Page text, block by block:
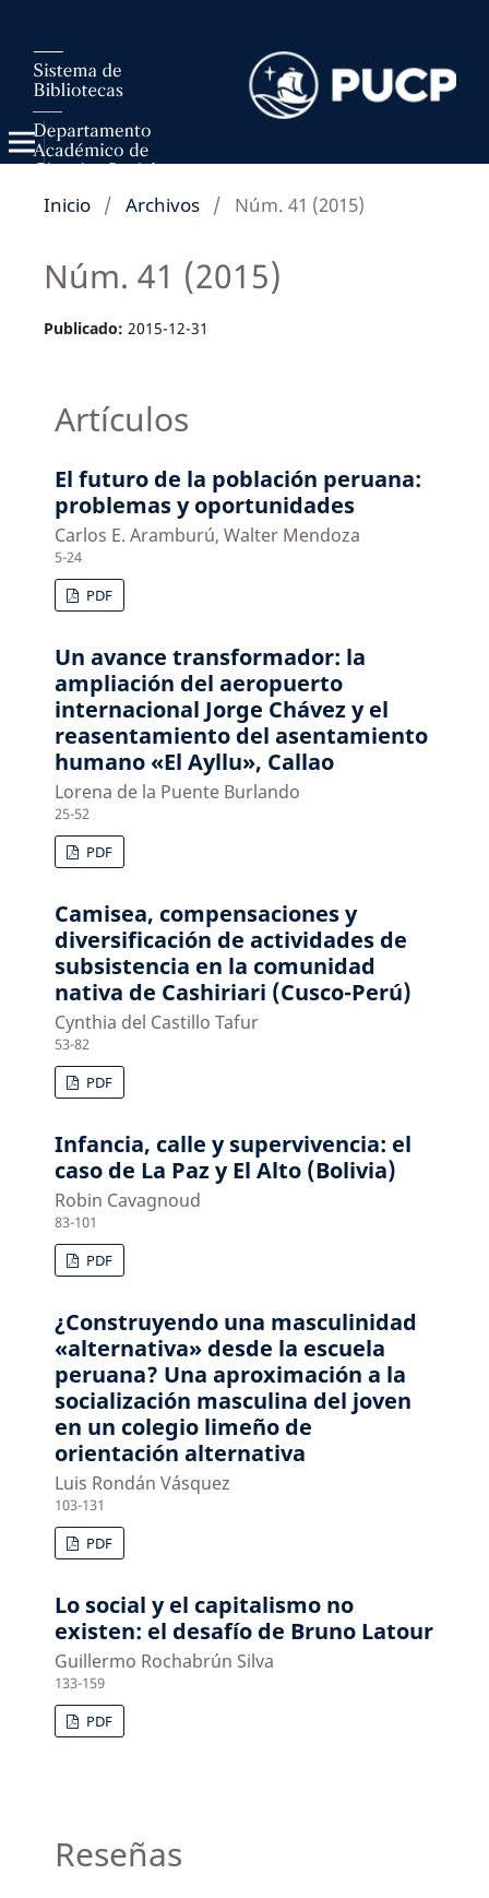
Inicio / Archivos / Núm. 41 (2015)
Núm. 41 (2015)
Publicado: 2015-12-31
Artículos
El futuro de la población peruana:
problemas y oportunidades
Carlos E. Aramburú, Walter Mendoza
5-24
PDF
Un avance transformador: la
ampliación del aeropuerto
internacional Jorge Chávez y el
reasentamiento del asentamiento
humano «El Ayllu», Callao
Lorena de la Puente Burlando
25-52
PDF
Camisea, compensaciones y
diversificación de actividades de
subsistencia en la comunidad
nativa de Cashiriari (Cusco-Perú)
Cynthia del Castillo Tafur
53-82
PDF
Infancia, calle y supervivencia: el
caso de La Paz y El Alto (Bolivia)
Robin Cavagnoud
83-101
PDF
¿Construyendo una masculinidad
«alternativa» desde la escuela
peruana? Una aproximación a la
socialización masculina del joven
en un colegio limeño de
orientación alternativa
Luis Rondán Vásquez
103-131
PDF
Lo social y el capitalismo no
existen: el desafío de Bruno Latour
Guillermo Rochabrún Silva
133-159
PDF
Reseñas